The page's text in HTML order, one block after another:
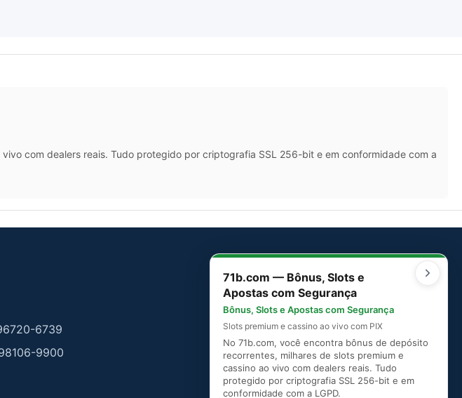
com dealers reais. Tudo protegido por criptografia SSL 256-bit e em conformidade com a
6739
9900
SITEMAP
Mapa do Site
71b.com — Bônus, Slots e
Apostas com Segurança
Bônus, Slots e Apostas com Segurança
Slots premium e cassino ao vivo com PIX
No 71b.com, você encontra bônus de depósito
recorrentes, milhares de slots premium e
cassino ao vivo com dealers reais. Tudo
protegido por criptografia SSL 256-bit e em
conformidade com a LGPD.